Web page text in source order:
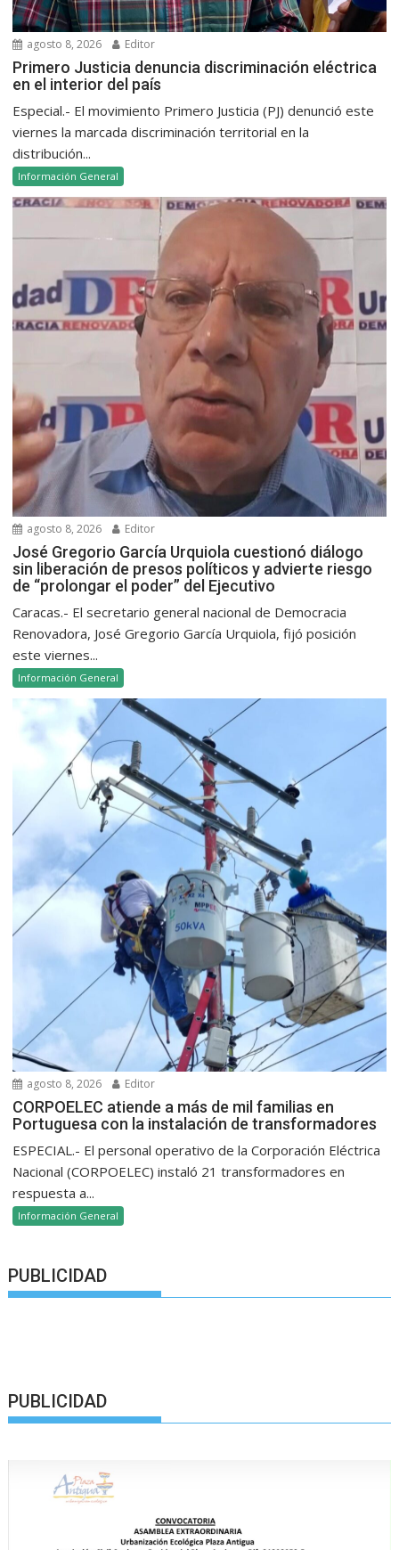
agosto 8, 2026 Editor
Primero Justicia denuncia discriminación eléctrica
en el interior del país
Especial.- El movimiento Primero Justicia (PJ) denunció este
viernes la marcada discriminación territorial en la
distribución...
Información General
agosto 8, 2026 Editor
José Gregorio García Urquiola cuestionó diálogo
sin liberación de presos políticos y advierte riesgo
de “prolongar el poder” del Ejecutivo
Caracas.- El secretario general nacional de Democracia
Renovadora, José Gregorio García Urquiola, fijó posición
este viernes...
Información General
agosto 8, 2026 Editor
CORPOELEC atiende a más de mil familias en
Portuguesa con la instalación de transformadores
ESPECIAL.- El personal operativo de la Corporación Eléctrica
Nacional (CORPOELEC) instaló 21 transformadores en
respuesta a...
Información General
PUBLICIDAD
PUBLICIDAD